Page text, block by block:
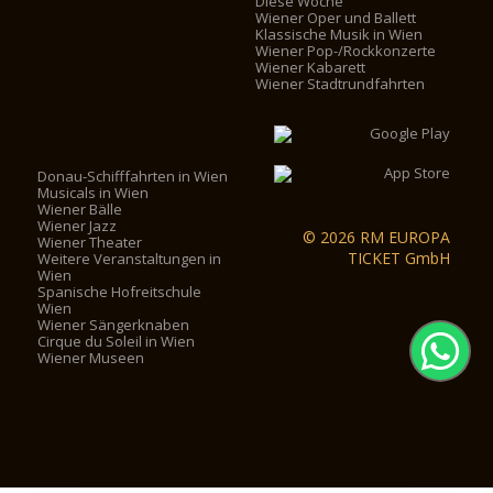
Wiener Oper und Ballett
Klassische Musik in Wien
Wiener Pop-/Rockkonzerte
Wiener Kabarett
Wiener Stadtrundfahrten
Donau-Schifffahrten in Wien
Musicals in Wien
Wiener Bälle
Wiener Jazz
Wiener Theater
Weitere Veranstaltungen in
Wien
Spanische Hofreitschule
Wien
Wiener Sängerknaben
Cirque du Soleil in Wien
Wiener Museen
© 2026 RM EUROPA
TICKET GmbH